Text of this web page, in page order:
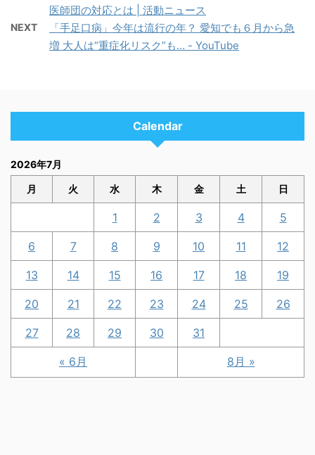
医師団の対応とは | 活動ニュース
NEXT
「手足口病」今年は流行の年？ 愛知でも６月から急
増 大人は“重症化リスク”も… - YouTube
Calendar
2026年7月
月 火 水 木 金 土 日
« 6月 8月 »
1 2 3 4 5
6 7 8 9 10 11 12
13 14 15 16 17 18 19
20 21 22 23 24 25 26
27 28 29 30 31